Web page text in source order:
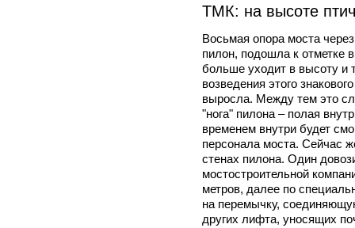
ТМК: на высоте
Восьмая опора моста
пилон, подошла к отметке
больше уходит в высоту и
возведения этого
выросла. Между тем это
"нога" пилона – полая
временем внутри будет
персонала моста. Сейчас
стенах пилона. Один
мостостроительной
метров, далее по
на перемычку,
других лифта, уносящих